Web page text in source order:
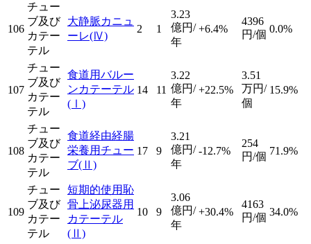
106
チュー
ブ及び
カテー
テル
大静脈カニュ
ーレ(Ⅳ)
2 1
3.23
億円/
年
+6.4%
4396
円/個 0.0%
107
チュー
ブ及び
カテー
テル
食道用バルー
ンカテーテル
(Ⅰ)
14 11
3.22
億円/
年
+22.5%
3.51
万円/
個
15.9%
108
チュー
ブ及び
カテー
テル
食道経由経腸
栄養用チュー
ブ(Ⅱ)
17 9
3.21
億円/
年
-12.7%
254
円/個 71.9%
109
チュー
ブ及び
カテー
テル
短期的使用恥
骨上泌尿器用
カテーテル
(Ⅱ)
10 9
3.06
億円/
年
+30.4%
4163
円/個 34.0%